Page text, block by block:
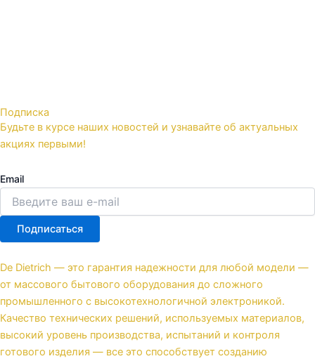
Подписка
Будьте в курсе наших новостей и узнавайте об актуальных
акциях первыми!
Email
Подписаться
De Dietrich — это гарантия надежности для любой модели —
от массового бытового оборудования до сложного
промышленного с высокотехнологичной электроникой.
Качество технических решений, используемых материалов,
высокий уровень производства, испытаний и контроля
готового изделия — все это способствует созданию